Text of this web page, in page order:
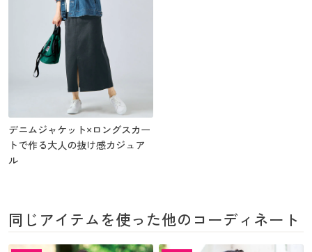
デニムジャケット×ロングスカー
トで作る大人の抜け感カジュア
ル
同じアイテムを使った他のコーディネート